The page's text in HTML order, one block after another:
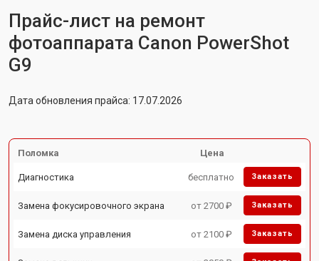
Прайс-лист на ремонт
фотоаппарата Canon PowerShot
G9
Дата обновления прайса: 17.07.2026
Поломка Цена
Диагностика бесплатно Заказать
Замена фокусировочного экрана от 2700 ₽ Заказать
Замена диска управления от 2100 ₽ Заказать